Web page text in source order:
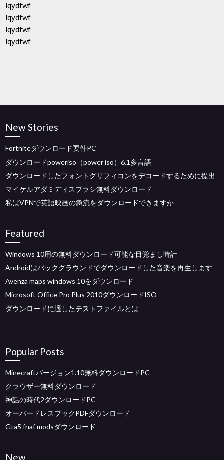
lqydfwf
lqydfwf
lqydfwf
lqydfwf
New Stories
Fortniteダウンロード要件PC
ダウンロードpoweriso（power iso）6.1多言語
ダウンロードしたフォントグリフィコンをデコードするために提出
マイケルアダミディスブラシ無料ダウンロード
私はVPNで英語映画の急流をダウンロードできますか
Featured
Windows 10用の無料ダウンロード可能な目覚まし時計
Androidはバックグラウンドでダウンロードした音楽を再生します
Avenza maps windows 10をダウンロード
Microsoft Office Pro Plus 2010ダウンロードISO
ダウンロードに適したテストファイルとは
Popular Posts
Minecraftバージョン1.10無料ダウンロードPC
クラウザー無料ダウンロード
神話の時代2ダウンロードPC
オーバードレスブックPDFダウンロード
Gta5 fnaf modsダウンロード
New